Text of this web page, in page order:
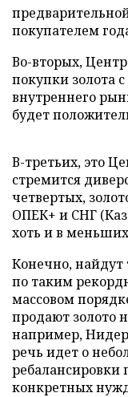
покупателем
Во-вторых,
покупки золота
внутреннего
будет
В-третьих, это
стремится
четвертых,
ОПЕК+ и СНГ
хоть и в
Конечно, найдут
по таким
массовом
продают золото
например,
речь идет о
ребалансировки
конкретных